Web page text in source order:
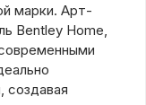
марки. Арт-
Bentley Home,
создавая